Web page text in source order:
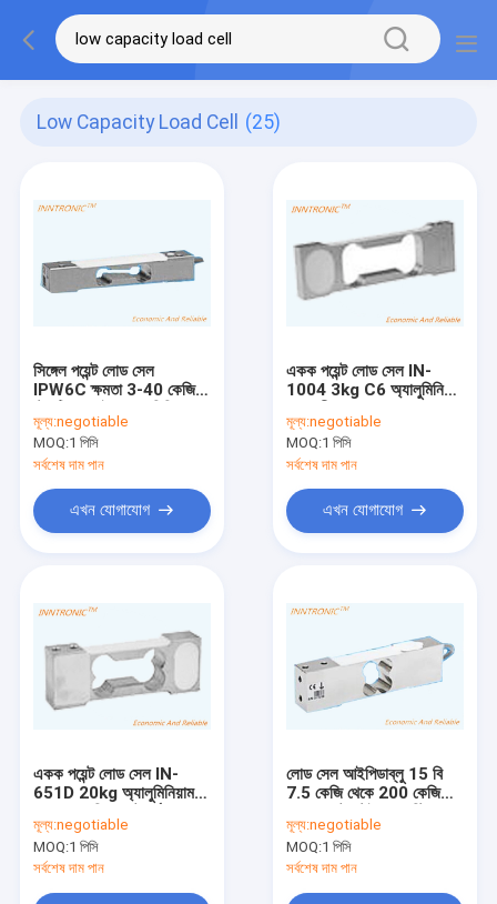
Low Capacity Load Cell (25)
সিঙ্গেল পয়েন্ট লোড সেল
IPW6C ক্ষমতা 3-40 কেজি
ওয়েট ফোর্স সেন্সর 2mv/v C3
C6 কাউন্টিং স্কেলের জন্য
IP67
মূল্য:negotiable
MOQ:1 পিসি
সর্বশেষ দাম পান
এখন যোগাযোগ
একক পয়েন্ট লোড সেল IN-
1004 3kg C6 অ্যালুমিনিয়াম
শক্তি সেন্সর 2mv/v আইপি
66
মূল্য:negotiable
MOQ:1 পিসি
সর্বশেষ দাম পান
এখন যোগাযোগ
একক পয়েন্ট লোড সেল IN-
651D 20kg অ্যালুমিনিয়াম
1.5±10%mV/V জন্য ওজন
শক্তি সেন্সর IP66
মূল্য:negotiable
MOQ:1 পিসি
সর্বশেষ দাম পান
লোড সেল আইপিডাব্লু 15 বি
7.5 কেজি থেকে 200 কেজি
ওজন শক্তি সেন্সর আইপি 67
প্ল্যাটফর্ম বেঞ্চ স্কেল 2 এমভি /
ভি সি 3 এর জন্য
মূল্য:negotiable
MOQ:1 পিসি
সর্বশেষ দাম পান